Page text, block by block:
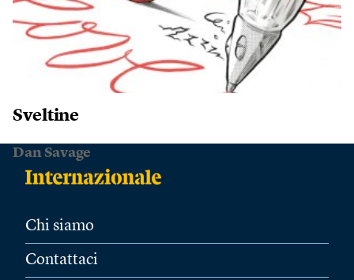
Sveltine
Dan Savage
Chi siamo
Contattaci